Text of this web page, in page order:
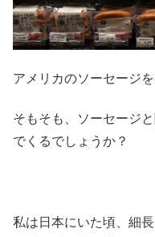
アメリカのソーセージ
そもそも、ソーセージ
でくるでしょうか？
私は日本にいた頃、細